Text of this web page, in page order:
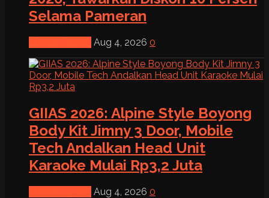
Selama Pameran
Aug 4, 2026 0
GIIAS 2026: Alpine Style Boyong
Body Kit Jimny 3 Door, Mobile
Tech Andalkan Head Unit
Karaoke Mulai Rp3,2 Juta
Aug 4, 2026 0